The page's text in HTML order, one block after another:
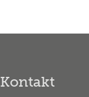
Kontakt